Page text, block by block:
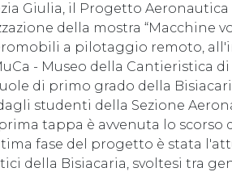
Giulia, il Progetto Aeronautica
della mostra “Macchine
a pilotaggio remoto,
- Museo della Cantieristica
di primo grado della
studenti della Sezione
tappa è avvenuta lo scorso
fase del progetto è stata
della Bisiacaria, svoltesi tra